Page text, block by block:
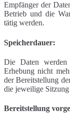
Empfänger der
Betrieb und die
tätig werden.
Speicherdauer:
Die Daten
Erhebung nicht
der Bereitstellung
die jeweilige Sitzung
Bereitstellung